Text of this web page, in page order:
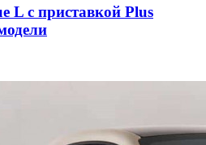
L с приставкой Plus